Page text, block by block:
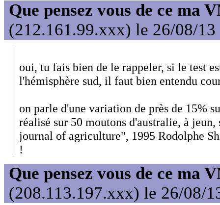
Que pensez vous de ce ma
(212.161.99.xxx) le 26/08/13
oui, tu fais bien de le rappeler, si le test
l'hémisphère sud, il faut bien entendu
on parle d'une variation de près de 15%
réalisé sur 50 moutons d'australie, à
journal of agriculture", 1995 Rodolphe
!
Que pensez vous de ce ma
(208.113.197.xxx) le 26/08/